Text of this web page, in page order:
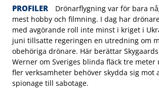
PROFILER
Drönarflygning var för bara
mest hobby och filmning. I dag har
med avgörande roll inte minst i kriget i
juni tillsatte regeringen en utredning om
obehöriga drönare. Här berättar
Werner om Sveriges blinda fläck tre meter
fler verksamheter behöver skydda sig mot
spionage till sabotage.